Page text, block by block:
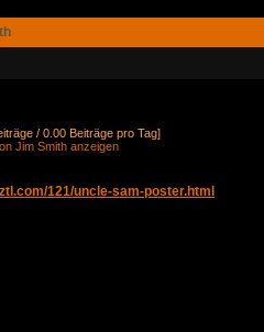
/ 0.00 Beiträge pro Tag]
Jim Smith anzeigen
121/uncle-sam-poster.html